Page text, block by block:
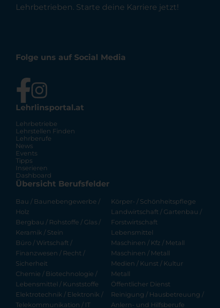
Lehrbetrieben. Starte deine Karriere jetzt!
Folge uns auf Social Media
Lehrlinsportal.at
Lehrbetriebe
Lehrstellen Finden
Lehrberufe
News
Events
Tipps
Inserieren
Dashboard
Übersicht Berufsfelder
Bau / Baunebengewerbe /
Holz
Bergbau / Rohstoffe / Glas /
Keramik / Stein
Büro / Wirtschaft /
Finanzwesen / Recht /
Sicherheit
Chemie / Biotechnologie /
Lebensmittel / Kunststoffe
Elektrotechnik / Elektronik /
Telekommunikation / IT
Körper- / Schönheitspflege
Landwirtschaft / Gartenbau /
Forstwirtschaft
Lebensmittel
Maschinen / Kfz / Metall
Maschinen / Metall
Medien / Kunst / Kultur
Metall
Öffentlicher Dienst
Reinigung / Hausbetreuung /
Anlern- und Hilfsberufe